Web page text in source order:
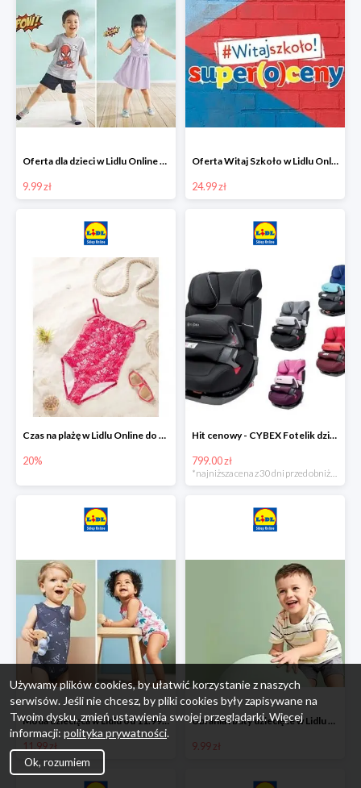
Oferta dla dzieci w Lidlu Online od 9,99 zł
9.99 zł
Oferta Witaj Szkoło w Lidlu Online od 24,99 zł
24.99 zł
Czas na plażę w Lidlu Online do -20%
20%
Hit cenowy - CYBEX Fotelik dziecięcy samochodowy Pallasfix grupa I-III, 9-36 kg
799.00 zł
Moda dziecięca w Lidlu od 11.99 zł
11.99 zł
Ubrania i buty dziecięce w Lidlu Online od 9,99 zł
9.99 zł
Używamy plików cookies, by ułatwić korzystanie z naszych
serwisów. Jeśli nie chcesz, by pliki cookies były zapisywane na
Twoim dysku, zmień ustawienia swojej przeglądarki. Więcej
informacji: polityka prywatności.
Ok, rozumiem